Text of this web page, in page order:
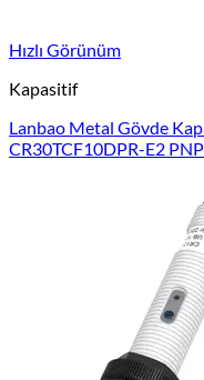
Hızlı Görünüm
Kapasitif
Lanbao Metal Gövde
CR30TCF10DPR-E2